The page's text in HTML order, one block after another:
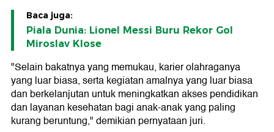
Baca juga:
Piala Dunia: Lionel Messi Buru Rekor Gol
Miroslav Klose
"Selain bakatnya yang memukau, karier olahraganya
yang luar biasa, serta kegiatan amalnya yang luar biasa
dan berkelanjutan untuk meningkatkan akses pendidikan
dan layanan kesehatan bagi anak-anak yang paling
kurang beruntung," demikian pernyataan juri.